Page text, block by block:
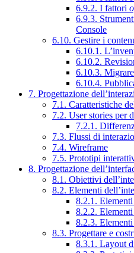
6.9.2. I fattori
6.9.3.
Console
6.10. Gestire i
6.10.1.
6.10.2.
6.10.3.
6.10.4.
7. Progettazione
7.1. Caratteristiche
7.2. User stories per
7.2.1.
7.3. Flussi di
7.4. Wireframe
7.5. Prototipi
8. Progettazione
8.1. Obiettivi
8.2. Elementi
8.2.1.
8.2.2.
8.2.3.
8.3. Progettare e
8.3.1. Layout